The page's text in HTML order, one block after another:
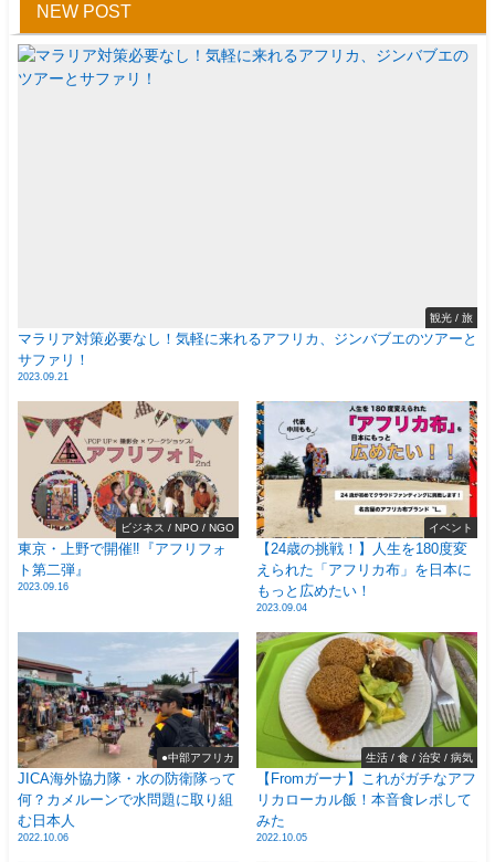
NEW POST
観光 / 旅
マラリア対策必要なし！気軽に来れるアフリカ、ジンバブエのツアーと
サファリ！
2023.09.21
ビジネス / NPO / NGO
東京・上野で開催‼️『アフリフォ
ト第二弾』
2023.09.16
イベント
【24歳の挑戦！】人生を180度変
えられた「アフリカ布」を日本に
もっと広めたい！
2023.09.04
●中部アフリカ
JICA海外協力隊・水の防衛隊って
何？カメルーンで水問題に取り組
む日本人
2022.10.06
生活 / 食 / 治安 / 病気
【Fromガーナ】これがガチなアフ
リカローカル飯！本音食レポして
みた
2022.10.05